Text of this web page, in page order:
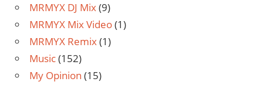
MRMYX DJ Mix(9)
MRMYX Mix Video(1)
MRMYX Remix(1)
Music(152)
My Opinion (15)